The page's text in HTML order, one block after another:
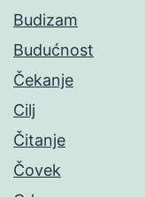
Budizam
Budućnost
Čekanje
Cilj
Čitanje
Čovek